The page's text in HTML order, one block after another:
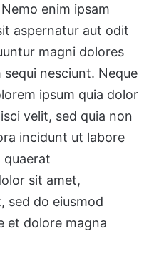
enim ipsam
aspernatur aut odit
magni dolores
nesciunt. Neque
ipsum quia dolor
velit, sed quia non
incidunt ut labore
quaerat
sit amet,
sed do eiusmod
et dolore magna